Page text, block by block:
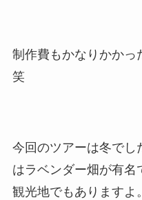
制作費もかなりかかっ
笑
今回のツアーは冬でし
はラベンダー畑が有名
観光地でもありますよ。